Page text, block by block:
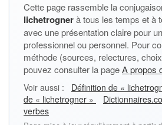
Cette page rassemble la
lichetrognerà tous les temps et à
avec une présentation claire pour
professionnel ou personnel. Pour
méthode (sources, relectures,
pouvez consulter la pageA propos
Voir aussi : Définition de «
de « lichetrogner »
verbes